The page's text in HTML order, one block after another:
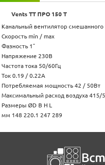
Vents ТТ ПРО 150 Т
Канальный вентилятор смешанного
Скорость min / max
Фазность 1˜
Напряжение 230В
Частота тока 50/60Гц
Ток 0.19 / 0.22А
Потребляемая мощность 42 / 50Вт
Максимальный расход воздуха 415/
Размеры ØD B H L
мм 148 220.1 247 289